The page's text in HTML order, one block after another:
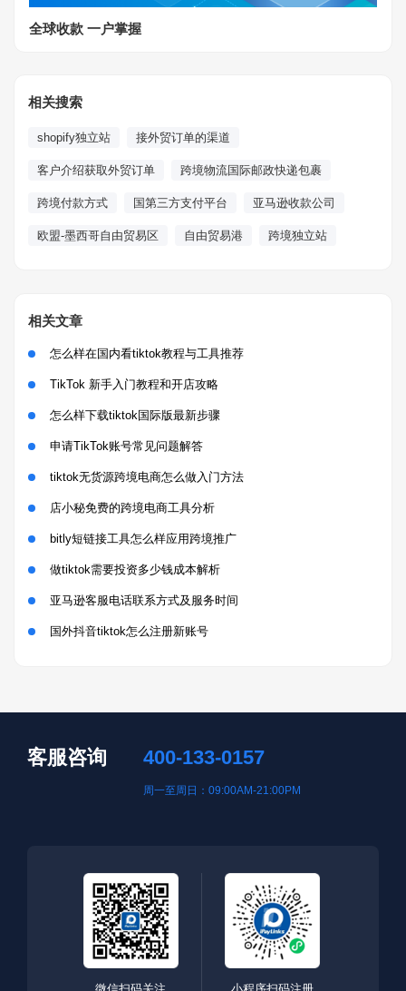
全球收款 一户掌握
相关搜索
shopify独立站 接外贸订单的渠道
客户介绍获取外贸订单 跨境物流国际邮政快递包裹
跨境付款方式 国第三方支付平台 亚马逊收款公司
欧盟-墨西哥自由贸易区 自由贸易港 跨境独立站
相关文章
怎么样在国内看tiktok教程与工具推荐
TikTok 新手入门教程和开店攻略
怎么样下载tiktok国际版最新步骤
申请TikTok账号常见问题解答
tiktok无货源跨境电商怎么做入门方法
店小秘免费的跨境电商工具分析
bitly短链接工具怎么样应用跨境推广
做tiktok需要投资多少钱成本解析
亚马逊客服电话联系方式及服务时间
国外抖音tiktok怎么注册新账号
客服咨询 400-133-0157
周一至周日：09:00AM-21:00PM